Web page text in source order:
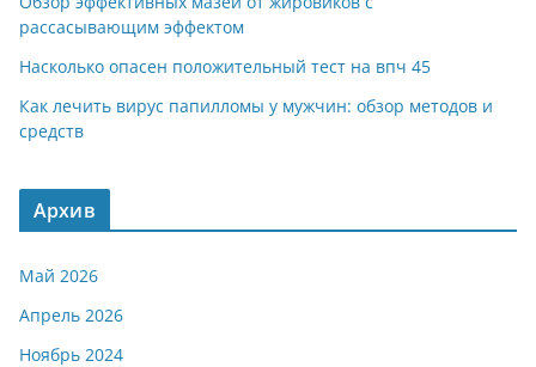
рассасывающим эффектом
Насколько опасен положительный тест на впч 45
Как лечить вирус папилломы у мужчин: обзор методов и
средств
Архив
Май 2026
Апрель 2026
Ноябрь 2024